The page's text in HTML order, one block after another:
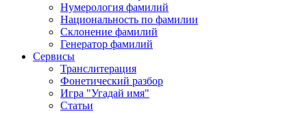
Нумерология фамилий
Национальность по фамилии
Склонение фамилий
Генератор фамилий
Сервисы
Транслитерация
Фонетический разбор
Игра "Угадай имя"
Статьи